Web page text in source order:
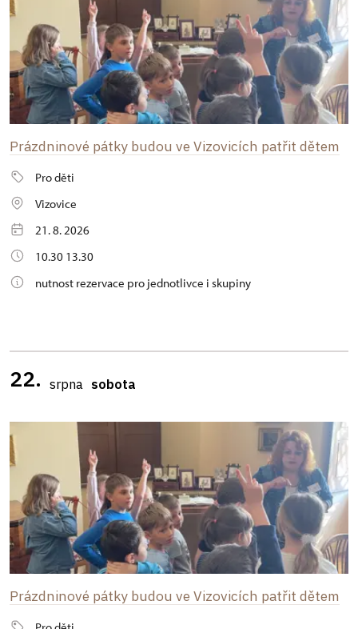
Prázdninové pátky budou ve Vizovicích patřit dětem
Pro děti
Vizovice
21. 8. 2026
10.30 13.30
nutnost rezervace pro jednotlivce i skupiny
22. srpna sobota
Prázdninové pátky budou ve Vizovicích patřit dětem